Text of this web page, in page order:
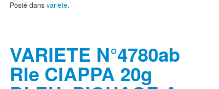
Posté dans variete.
VARIETE N°4780ab
Rle CIAPPA 20g